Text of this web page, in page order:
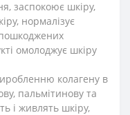
заспокоює шкіру,
нормалізує
омолоджує шкіру
колагену в
пальмітинову та
і живлять шкіру,